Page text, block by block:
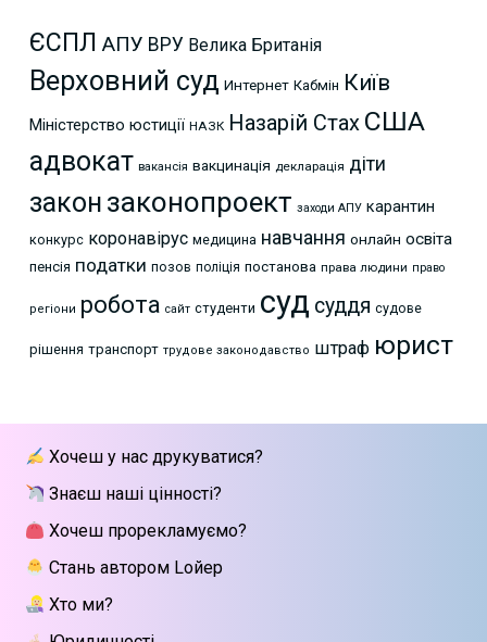
ЄСПЛ АПУ ВРУ Велика Британія
Верховний суд Интернет Кабмін Київ
Міністерство юстиції НАЗК Назарій Стах США
адвокат вакансія вакцинація декларація діти
закон законопроект заходи АПУ карантин
конкурс коронавірус медицина навчання онлайн освіта
пенсія податки позов поліція постанова права людини право
регіони робота сайт студенти суд суддя судове
рішення транспорт трудове законодавство штраф юрист
Хочеш у нас друкуватися?
Знаєш наші цінності?
Хочеш прорекламуємо?
Стань автором Lойер
Хто ми?